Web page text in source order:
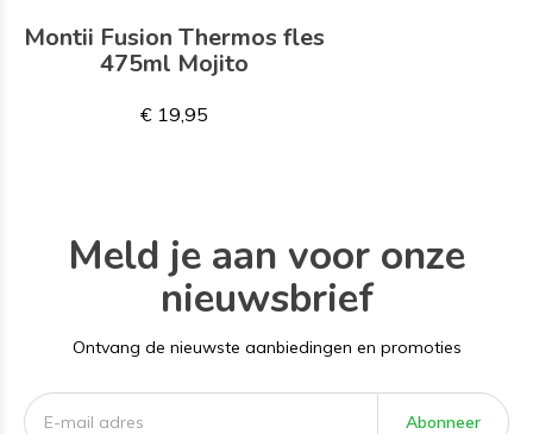
Montii Fusion Thermos fles
475ml Mojito
€ 19,95
Meld je aan voor onze
nieuwsbrief
Ontvang de nieuwste aanbiedingen en promoties
Abonneer